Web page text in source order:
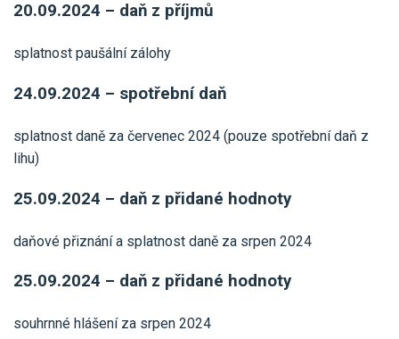
20.09.2024 – daň z příjmů
splatnost paušální zálohy
24.09.2024 – spotřební daň
splatnost daně za červenec 2024 (pouze spotřební daň z
lihu)
25.09.2024 – daň z přidané hodnoty
daňové přiznání a splatnost daně za srpen 2024
25.09.2024 – daň z přidané hodnoty
souhrnné hlášení za srpen 2024